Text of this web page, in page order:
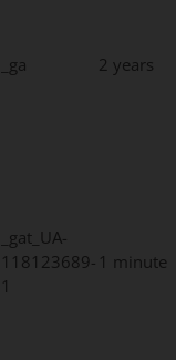
_ga 2 years
_gat_UA-
118123689-
1
1 minute